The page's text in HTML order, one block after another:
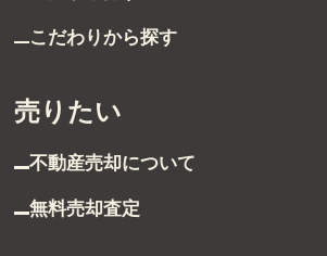
こだわりから探す
売りたい
不動産売却について
無料売却査定
グループ案内
ストーリー
お客様ストーリー
スタッフストーリー